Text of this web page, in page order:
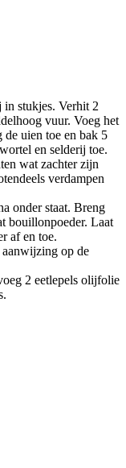
in stukjes. Verhit 2
vuur. Voeg het
de uien toe en bak 5
en selderij toe.
wat zachter zijn
verdampen
onder staat. Breng
bouillonpoeder. Laat
af en toe.
op de
2 eetlepels olijfolie